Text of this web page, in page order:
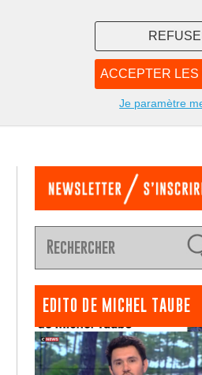
ACCEPTER LES
Je paramètre
NOUS
EDITO DE MICHEL TAUBE